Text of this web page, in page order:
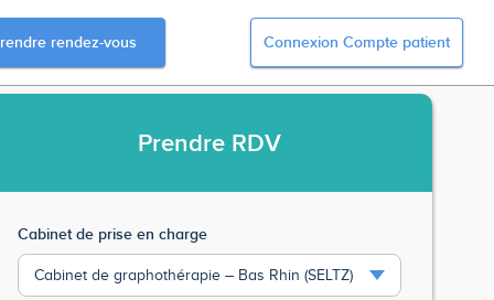
rendez-vous Connexion Compte patient
Prendre RDV
Cabinet de prise en charge